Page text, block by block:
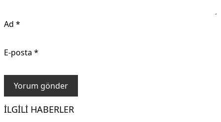
Ad *
E-posta *
İLGILI HABERLER